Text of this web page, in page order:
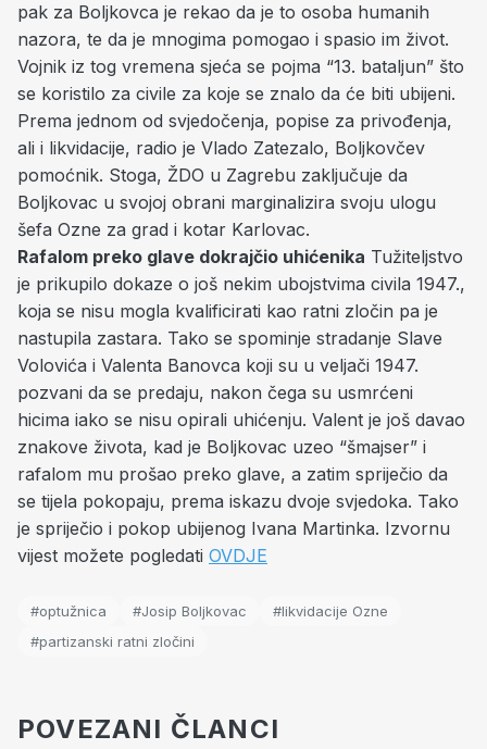
pak za Boljkovca je rekao da je to osoba humanih
nazora, te da je mnogima pomogao i spasio im život.
Vojnik iz tog vremena sjeća se pojma “13. bataljun” što
se koristilo za civile za koje se znalo da će biti ubijeni.
Prema jednom od svjedočenja, popise za privođenja,
ali i likvidacije, radio je Vlado Zatezalo, Boljkovčev
pomoćnik. Stoga, ŽDO u Zagrebu zaključuje da
Boljkovac u svojoj obrani marginalizira svoju ulogu
šefa Ozne za grad i kotar Karlovac.
Rafalom preko glave dokrajčio uhićenika Tužiteljstvo
je prikupilo dokaze o još nekim ubojstvima civila 1947.,
koja se nisu mogla kvalificirati kao ratni zločin pa je
nastupila zastara. Tako se spominje stradanje Slave
Volovića i Valenta Banovca koji su u veljači 1947.
pozvani da se predaju, nakon čega su usmrćeni
hicima iako se nisu opirali uhićenju. Valent je još davao
znakove života, kad je Boljkovac uzeo “šmajser” i
rafalom mu prošao preko glave, a zatim spriječio da
se tijela pokopaju, prema iskazu dvoje svjedoka. Tako
je spriječio i pokop ubijenog Ivana Martinka. Izvornu
vijest možete pogledati OVDJE
#optužnica #Josip Boljkovac
#likvidacije Ozne
#partizanski ratni zločini
POVEZANI ČLANCI